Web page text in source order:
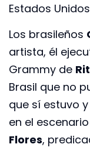
Estados
Los brasileños
artista, él
Grammy de
Brasil que no
que sí estuvo
en el
Flores,